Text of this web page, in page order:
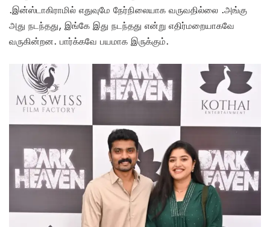
.இன்ஸ்டாகிராமில் எதுவுமே நேர்நிலையாக வருவதில்லை .அங்கு
அது நடந்தது, இங்கே இது நடந்தது என்று எதிர்மறையாகவே
வருகின்றன. பார்க்கவே பயமாக இருக்கும்.